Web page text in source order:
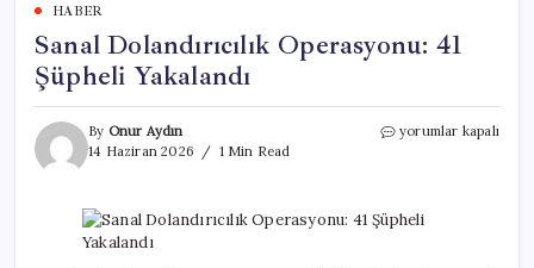
HABER
Sanal Dolandırıcılık Operasyonu: 41
Şüpheli Yakalandı
By Onur Aydın
14 Haziran 2026
1 Min Read
Sanal
Şüpheli
Yakalandı
yorumlar kapalı